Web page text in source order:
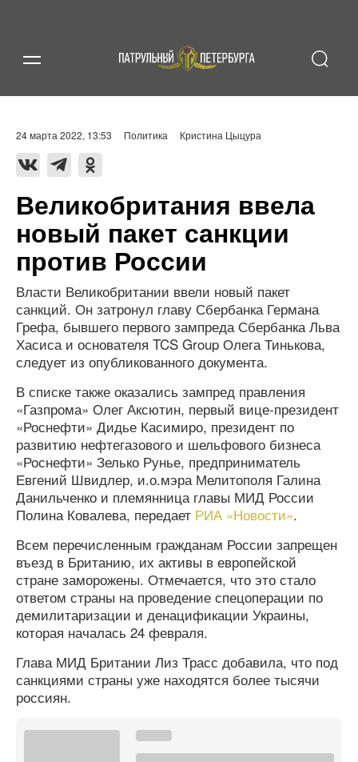
24 марта 2022, 13:53 Политика Кристина Цыцура
Великобритания ввела
новый пакет санкции
против России
Власти Великобритании ввели новый пакет
санкций. Он затронул главу Сбербанка Германа
Грефа, бывшего первого зампреда Сбербанка Льва
Хасиса и основателя TCS Group Олега Тинькова,
следует из опубликованного документа.
В списке также оказались зампред правления
«Газпрома» Олег Аксютин, первый вице-президент
«Роснефти» Дидье Касимиро, президент по
развитию нефтегазового и шельфового бизнеса
«Роснефти» Зелько Рунье, предприниматель
Евгений Швидлер, и.о.мэра Мелитополя Галина
Данильченко и племянница главы МИД России
Полина Ковалева, передает РИА «Новости».
Всем перечисленным гражданам России запрещен
въезд в Британию, их активы в европейской
стране заморожены. Отмечается, что это стало
ответом страны на проведение спецоперации по
демилитаризации и денацификации Украины,
которая началась 24 февраля.
Глава МИД Британии Лиз Трасс добавила, что под
санкциями страны уже находятся более тысячи
россиян.